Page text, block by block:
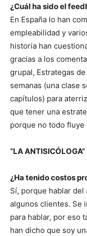
¿Cuál ha sido el
En España lo han
empleabilidad y
historia han
gracias a los
grupal, Estrategas
semanas (una clase
capítulos) para
que tener una
porque no todo fluye
“LA ANTISICÓLOGA”
¿Ha tenido costos
Sí, porque hablar del
algunos clientes. Se
para hablar, por eso
han dicho que soy